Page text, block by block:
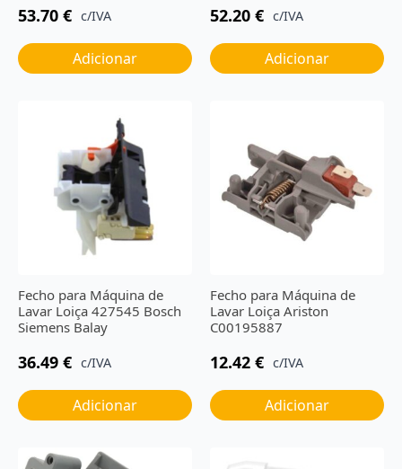
53.70 € c/IVA
Adicionar
52.20 € c/IVA
Adicionar
Fecho para Máquina de
Lavar Loiça 427545 Bosch
Siemens Balay
36.49 € c/IVA
Adicionar
Fecho para Máquina de
Lavar Loiça Ariston
C00195887
12.42 € c/IVA
Adicionar